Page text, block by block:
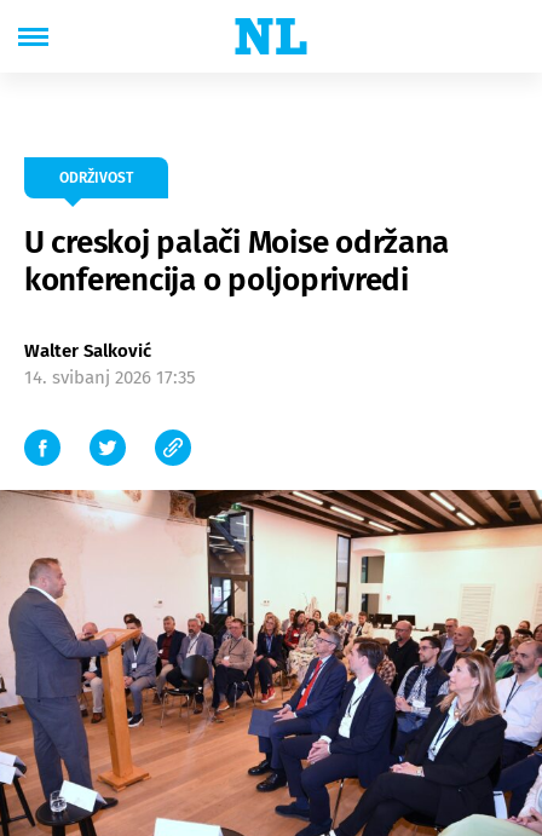
ODRŽIVOST
U creskoj palači Moise održana
konferencija o poljoprivredi
Walter Salković
14. svibanj 2026 17:35